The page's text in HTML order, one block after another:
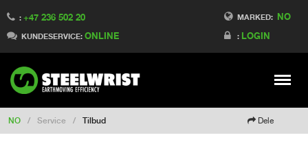
MARKED: NO
: LOGIN
: +47 236 502 20
KUNDESERVICE: ONLINE
Meny
Switch to Finland
Switch to Denmark
Switch to China
Switch to Australia
Change market
NO / Service / Tilbud Dele